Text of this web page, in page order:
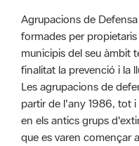
Agrupacions de
formades per
municipis del seu àmbit
finalitat la prevenció i la
Les agrupacions de
partir de l'any 1986, tot
en els antics grups
que es varen començar